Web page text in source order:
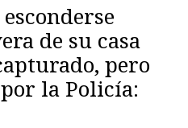
de su casa
pero
la Policía: